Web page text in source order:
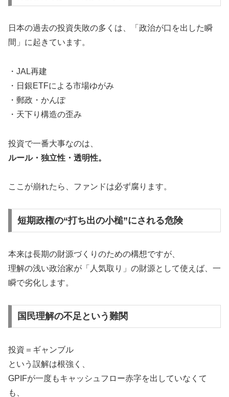
日本の過去の投資失敗の多くは、「政治が口を出した瞬
間」に起きています。
・JAL再建
・日銀ETFによる市場ゆがみ
・郵政・かんぽ
・天下り構造の歪み
投資で一番大事なのは、
ルール・独立性・透明性。
ここが崩れたら、ファンドは必ず腐ります。
短期政権の“打ち出の小槌”にされる危険
本来は長期の財源づくりのための構想ですが、
理解の浅い政治家が「人気取り」の財源として使えば、一
瞬で劣化します。
国民理解の不足という難関
投資＝ギャンブル
という誤解は根強く、
GPIFが一度もキャッシュフロー赤字を出していなくて
も、